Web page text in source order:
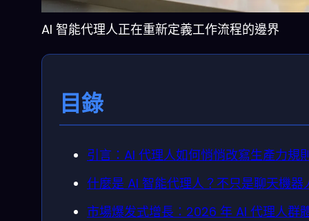
AI 智能代理人正在重新定義工作流程的邊界
目錄
引言：AI 代理人如何悄悄改寫生產力規
什麼是 AI 智能代理人？不只是聊天機器
市場爆发式增長：2026 年 AI 代理人群